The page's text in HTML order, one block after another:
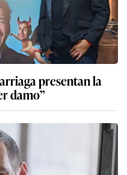
presentan la
damo”